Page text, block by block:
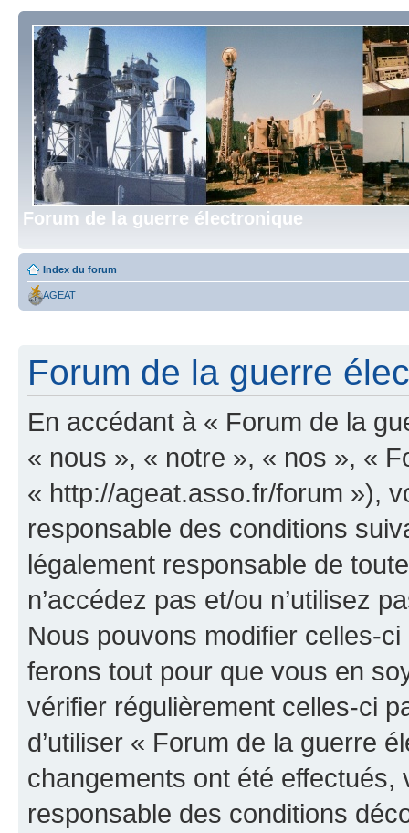
Forum de la guerre électronique
Index du forum
AGEAT
Forum de la guerre
En accédant à « Forum de la
« nous », « notre », « nos », «
« http://ageat.asso.fr/forum »),
responsable des conditions
légalement responsable de
n’accédez pas et/ou n’utilisez
Nous pouvons modifier celles-
ferons tout pour que vous en
vérifier régulièrement celles-ci
d’utiliser « Forum de la guerre
changements ont été effectués,
responsable des conditions